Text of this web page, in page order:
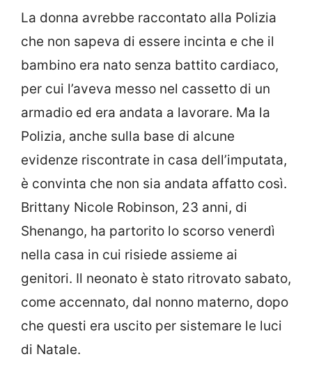
La donna avrebbe raccontato alla Polizia
che non sapeva di essere incinta e che il
bambino era nato senza battito cardiaco,
per cui l’aveva messo nel cassetto di un
armadio ed era andata a lavorare. Ma la
Polizia, anche sulla base di alcune
evidenze riscontrate in casa dell’imputata,
è convinta che non sia andata affatto così.
Brittany Nicole Robinson, 23 anni, di
Shenango, ha partorito lo scorso venerdì
nella casa in cui risiede assieme ai
genitori. Il neonato è stato ritrovato sabato,
come accennato, dal nonno materno, dopo
che questi era uscito per sistemare le luci
di Natale.